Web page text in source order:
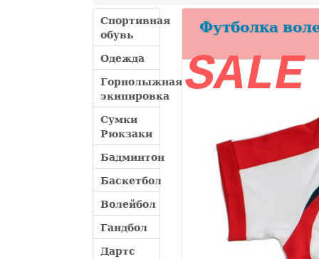
Спортивная
обувь
Одежда
Горнолыжная
экипировка
Сумки
Рюкзаки
Бадминтон
Баскетбол
Волейбол
Гандбол
Дартс
Футболка
SALE